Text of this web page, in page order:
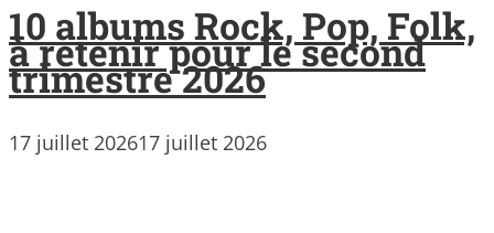
10 albums Rock, Pop, Folk,
à retenir pour le second
trimestre 2026
17 juillet 202617 juillet 2026